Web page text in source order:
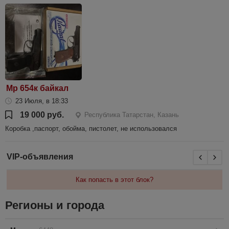
Мр 654к байкал
23 Июля, в 18:33
19 000 руб.
Республика Татарстан, Казань
Коробка ,паспорт, обойма, пистолет, не использовался
VIP-объявления
Как попасть в этот блок?
Регионы и города